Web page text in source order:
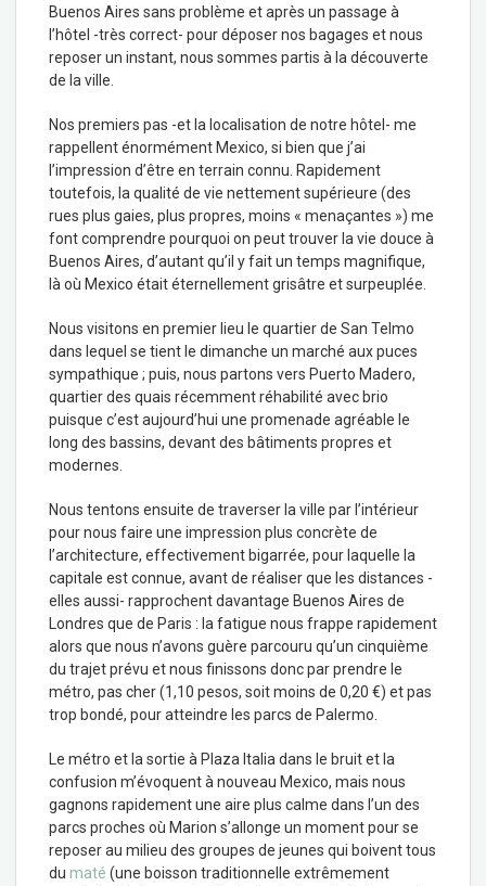
Buenos Aires sans problème et après un passage à
l’hôtel -très correct- pour déposer nos bagages et nous
reposer un instant, nous sommes partis à la découverte
de la ville.
Nos premiers pas -et la localisation de notre hôtel- me
rappellent énormément Mexico, si bien que j’ai
l’impression d’être en terrain connu. Rapidement
toutefois, la qualité de vie nettement supérieure (des
rues plus gaies, plus propres, moins « menaçantes ») me
font comprendre pourquoi on peut trouver la vie douce à
Buenos Aires, d’autant qu’il y fait un temps magnifique,
là où Mexico était éternellement grisâtre et surpeuplée.
Nous visitons en premier lieu le quartier de San Telmo
dans lequel se tient le dimanche un marché aux puces
sympathique ; puis, nous partons vers Puerto Madero,
quartier des quais récemment réhabilité avec brio
puisque c’est aujourd’hui une promenade agréable le
long des bassins, devant des bâtiments propres et
modernes.
Nous tentons ensuite de traverser la ville par l’intérieur
pour nous faire une impression plus concrète de
l’architecture, effectivement bigarrée, pour laquelle la
capitale est connue, avant de réaliser que les distances -
elles aussi- rapprochent davantage Buenos Aires de
Londres que de Paris : la fatigue nous frappe rapidement
alors que nous n’avons guère parcouru qu’un cinquième
du trajet prévu et nous finissons donc par prendre le
métro, pas cher (1,10 pesos, soit moins de 0,20 €) et pas
trop bondé, pour atteindre les parcs de Palermo.
Le métro et la sortie à Plaza Italia dans le bruit et la
confusion m’évoquent à nouveau Mexico, mais nous
gagnons rapidement une aire plus calme dans l’un des
parcs proches où Marion s’allonge un moment pour se
reposer au milieu des groupes de jeunes qui boivent tous
du maté (une boisson traditionnelle extrêmement